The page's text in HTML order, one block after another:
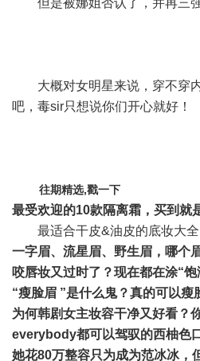
但是被娜姐否认了，并再三
大概对女明星来说，穿不穿
吧，毒sir只想说你们开心就好！
往期精选,戳一下
最受欢迎的10款隔离霜，买到就
最适合干皮&油皮的底妆大全
一字眉、流星眉、野生眉，哪个
咬唇妆又过时了？现在都在涂“饱
“瘦脸眉 ”是什么鬼？真的可以瘦
为何韩剧女主妆容干净又好看？
everybody都可以驾驭的西柚色
她花80万整容只为成为范冰冰，